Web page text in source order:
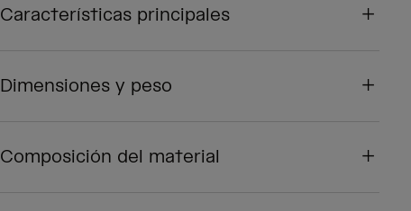
Características principales
Dimensiones y peso
Composición del material